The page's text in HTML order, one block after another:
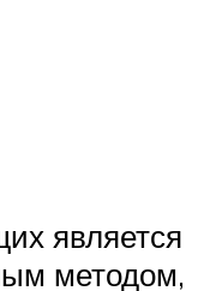
является
методом,